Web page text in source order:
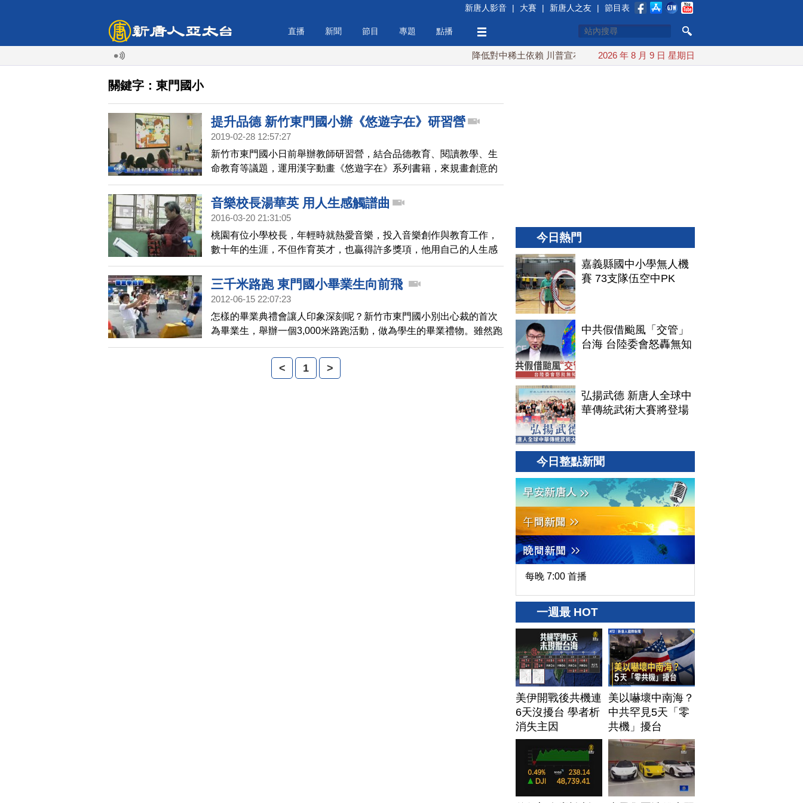
新唐人影音 | 大賽 | 新唐人之友 | 節目表
直播 新聞 節目 專題 點播
降低對中稀土依賴 川普宣布礦業投資20億美元 中東局勢動盪 土耳其沙特巴基斯
2026 年 8 月 9 日 星期日
關鍵字：東門國小
提升品德 新竹東門國小辦《悠遊字在》研習營
2019-02-28 12:57:27
新竹市東門國小日前舉辦教師研習營，結合品德教育、閱讀教學、生
命教育等議題，運用漢字動畫《悠遊字在》系列書籍，來規畫創意的
教學模式，藉此來啟發學生的思維與視野。
音樂校長湯華英 用人生感觸譜曲
2016-03-20 21:31:05
桃園有位小學校長，年輕時就熱愛音樂，投入音樂創作與教育工作，
數十年的生涯，不但作育英才，也贏得許多獎項，他用自己的人生感
觸，譜下了許多動人的曲子，透過鏡頭，一塊兒去看看這位音樂校長
的故事。
三千米路跑 東門國小畢業生向前飛
2012-06-15 22:07:23
怎樣的畢業典禮會讓人印象深刻呢？新竹市東門國小別出心裁的首次
為畢業生，舉辦一個3,000米路跑活動，做為學生的畢業禮物。雖然跑
得很辛苦，但是同學們 都覺得既開心又值得。
< 1 >
今日熱門
嘉義縣國中小學無人機
賽 73支隊伍空中PK
中共假借颱風「交管」
台海 台陸委會怒轟無知
弘揚武德 新唐人全球中
華傳統武術大賽將登場
今日整點新聞
每晚 7:00 首播
一週最 HOT
美伊開戰後共機連
6天沒擾台 學者析
消失主因
美以嚇壞中南海？
中共罕見5天「零
共機」擾台